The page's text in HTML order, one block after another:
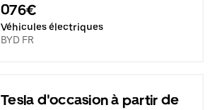
076€
Véhicules électriques
BYD FR
Tesla d'occasion à partir de